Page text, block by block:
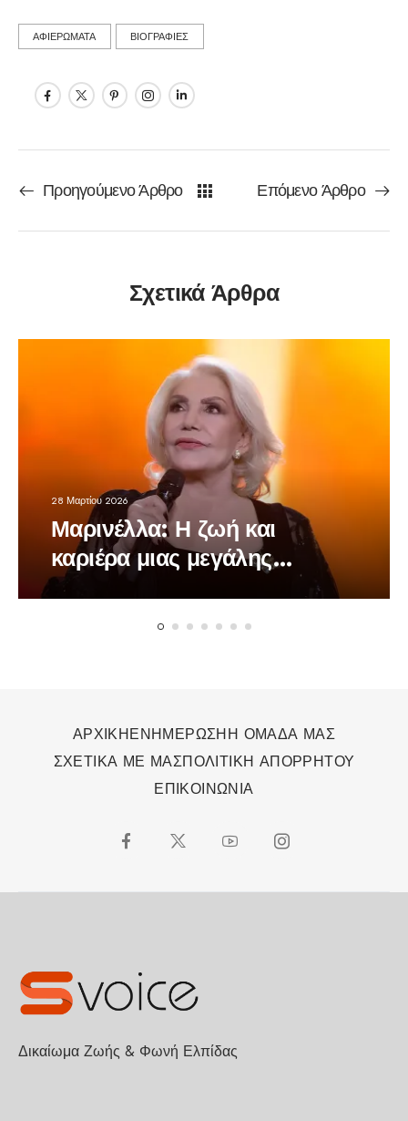
ΑΦΙΕΡΩΜΑΤΑ ΒΙΟΓΡΑΦΙΕΣ
Προηγούμενο Άρθρο Επόμενο Άρθρο
Σχετικά Άρθρα
28 Μαρτίου 2026
Μαρινέλλα: Η ζωή και
καριέρα μιας μεγάλης
τραγουδίστριας
ΑΡΧΙΚΗΕΝΗΜΕΡΩΣΗΗ ΟΜΑΔΑ ΜΑΣ
ΣΧΕΤΙΚΑ ΜΕ ΜΑΣΠΟΛΙΤΙΚΗ ΑΠΟΡΡΗΤΟΥ
ΕΠΙΚΟΙΝΩΝΙΑ
Δικαίωμα Ζωής & Φωνή Ελπίδας